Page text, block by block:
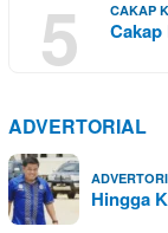
5 CAKAP
ADVERTORIAL
Hingga